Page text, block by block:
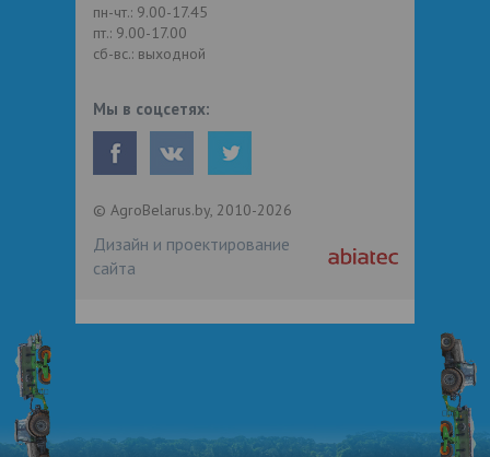
пн-чт.: 9.00-17.45
пт.: 9.00-17.00
сб-вс.: выходной
Мы в соцсетях:
© AgroBelarus.by, 2010-2026
Дизайн и проектирование
сайта